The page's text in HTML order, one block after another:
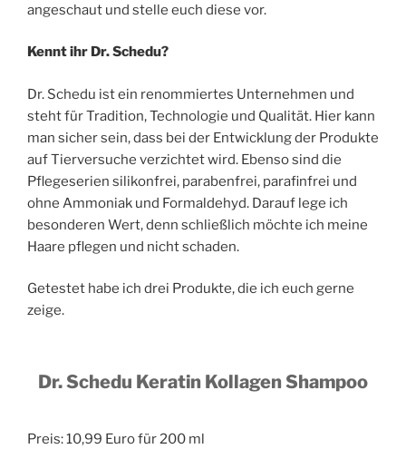
angeschaut und stelle euch diese vor.
Kennt ihr Dr. Schedu?
Dr. Schedu ist ein renommiertes Unternehmen und
steht für Tradition, Technologie und Qualität. Hier kann
man sicher sein, dass bei der Entwicklung der Produkte
auf Tierversuche verzichtet wird. Ebenso sind die
Pflegeserien silikonfrei, parabenfrei, parafinfrei und
ohne Ammoniak und Formaldehyd. Darauf lege ich
besonderen Wert, denn schließlich möchte ich meine
Haare pflegen und nicht schaden.
Getestet habe ich drei Produkte, die ich euch gerne
zeige.
Dr. Schedu Keratin Kollagen Shampoo
Preis: 10,99 Euro für 200 ml